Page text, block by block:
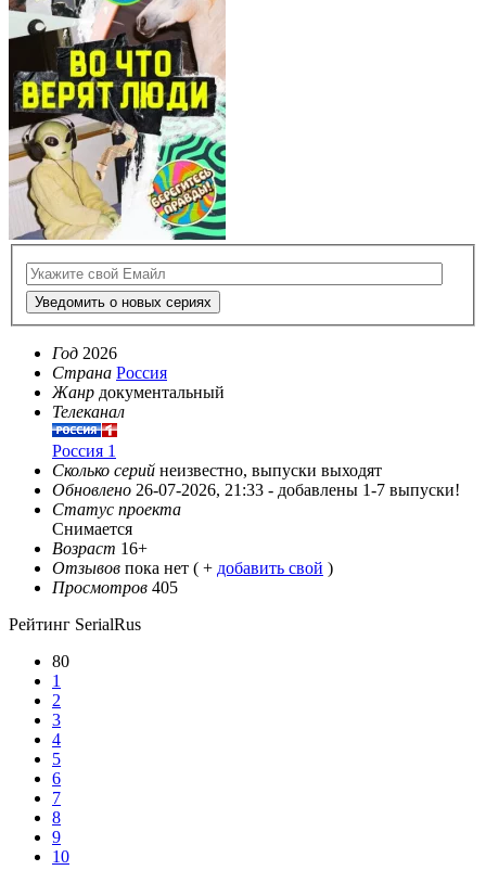
Уведомить о новых сериях
Год 2026
Страна Россия
Жанр документальный
Телеканал
Россия 1
Сколько серий неизвестно, выпуски выходят
Обновлено 26-07-2026, 21:33 - добавлены 1-7 выпуски!
Статус проекта
Снимается
Возраст 16+
Отзывов пока нет ( + добавить свой )
Просмотров 405
Рейтинг SerialRus
80
1
2
3
4
5
6
7
8
9
10